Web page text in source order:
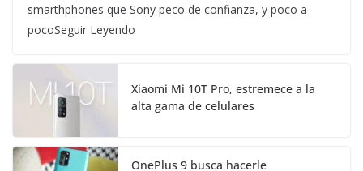
smarthphones que Sony peco de confianza, y poco a
pocoSeguir Leyendo
Xiaomi Mi 10T Pro, estremece a la
alta gama de celulares
OnePlus 9 busca hacerle